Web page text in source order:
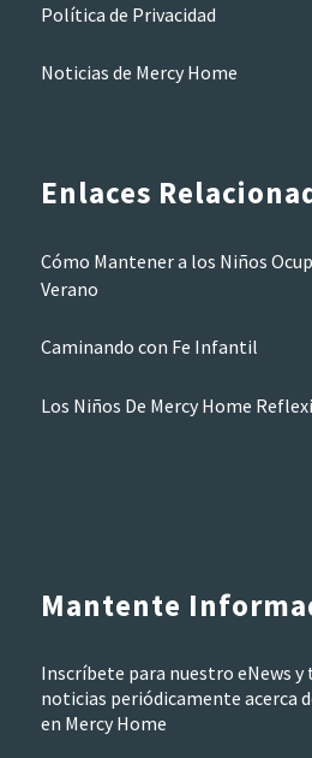
Política de Privacidad
Noticias de Mercy Home
Enlaces
Cómo Mantener a los Niños
Verano
Caminando con Fe Infantil
Los Niños De Mercy Home
Mantente
Inscríbete para nuestro eNews y
noticias periódicamente acerca
en Mercy Home